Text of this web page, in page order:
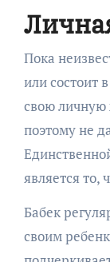
Пока
или состоит
свою личную
поэтому не
является то,
Бабек
своим